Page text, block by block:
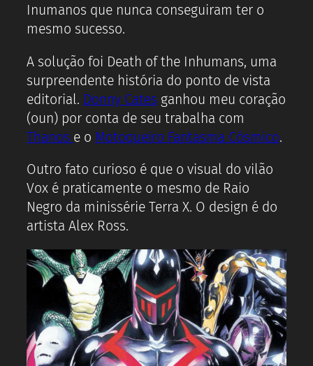
Inumanos que nunca conseguiram ter o
mesmo sucesso.
A solução foi Death of the Inhumans, uma
surpreendente história do ponto de vista
editorial. Donny Cates ganhou meu coração
(oun) por conta de seu trabalha com
Thanos e o Motoqueiro Fantasma Cósmico.
Outro fato curioso é que o visual do vilão
Vox é praticamente o mesmo de Raio
Negro da minissérie Terra X. O design é do
artista Alex Ross.